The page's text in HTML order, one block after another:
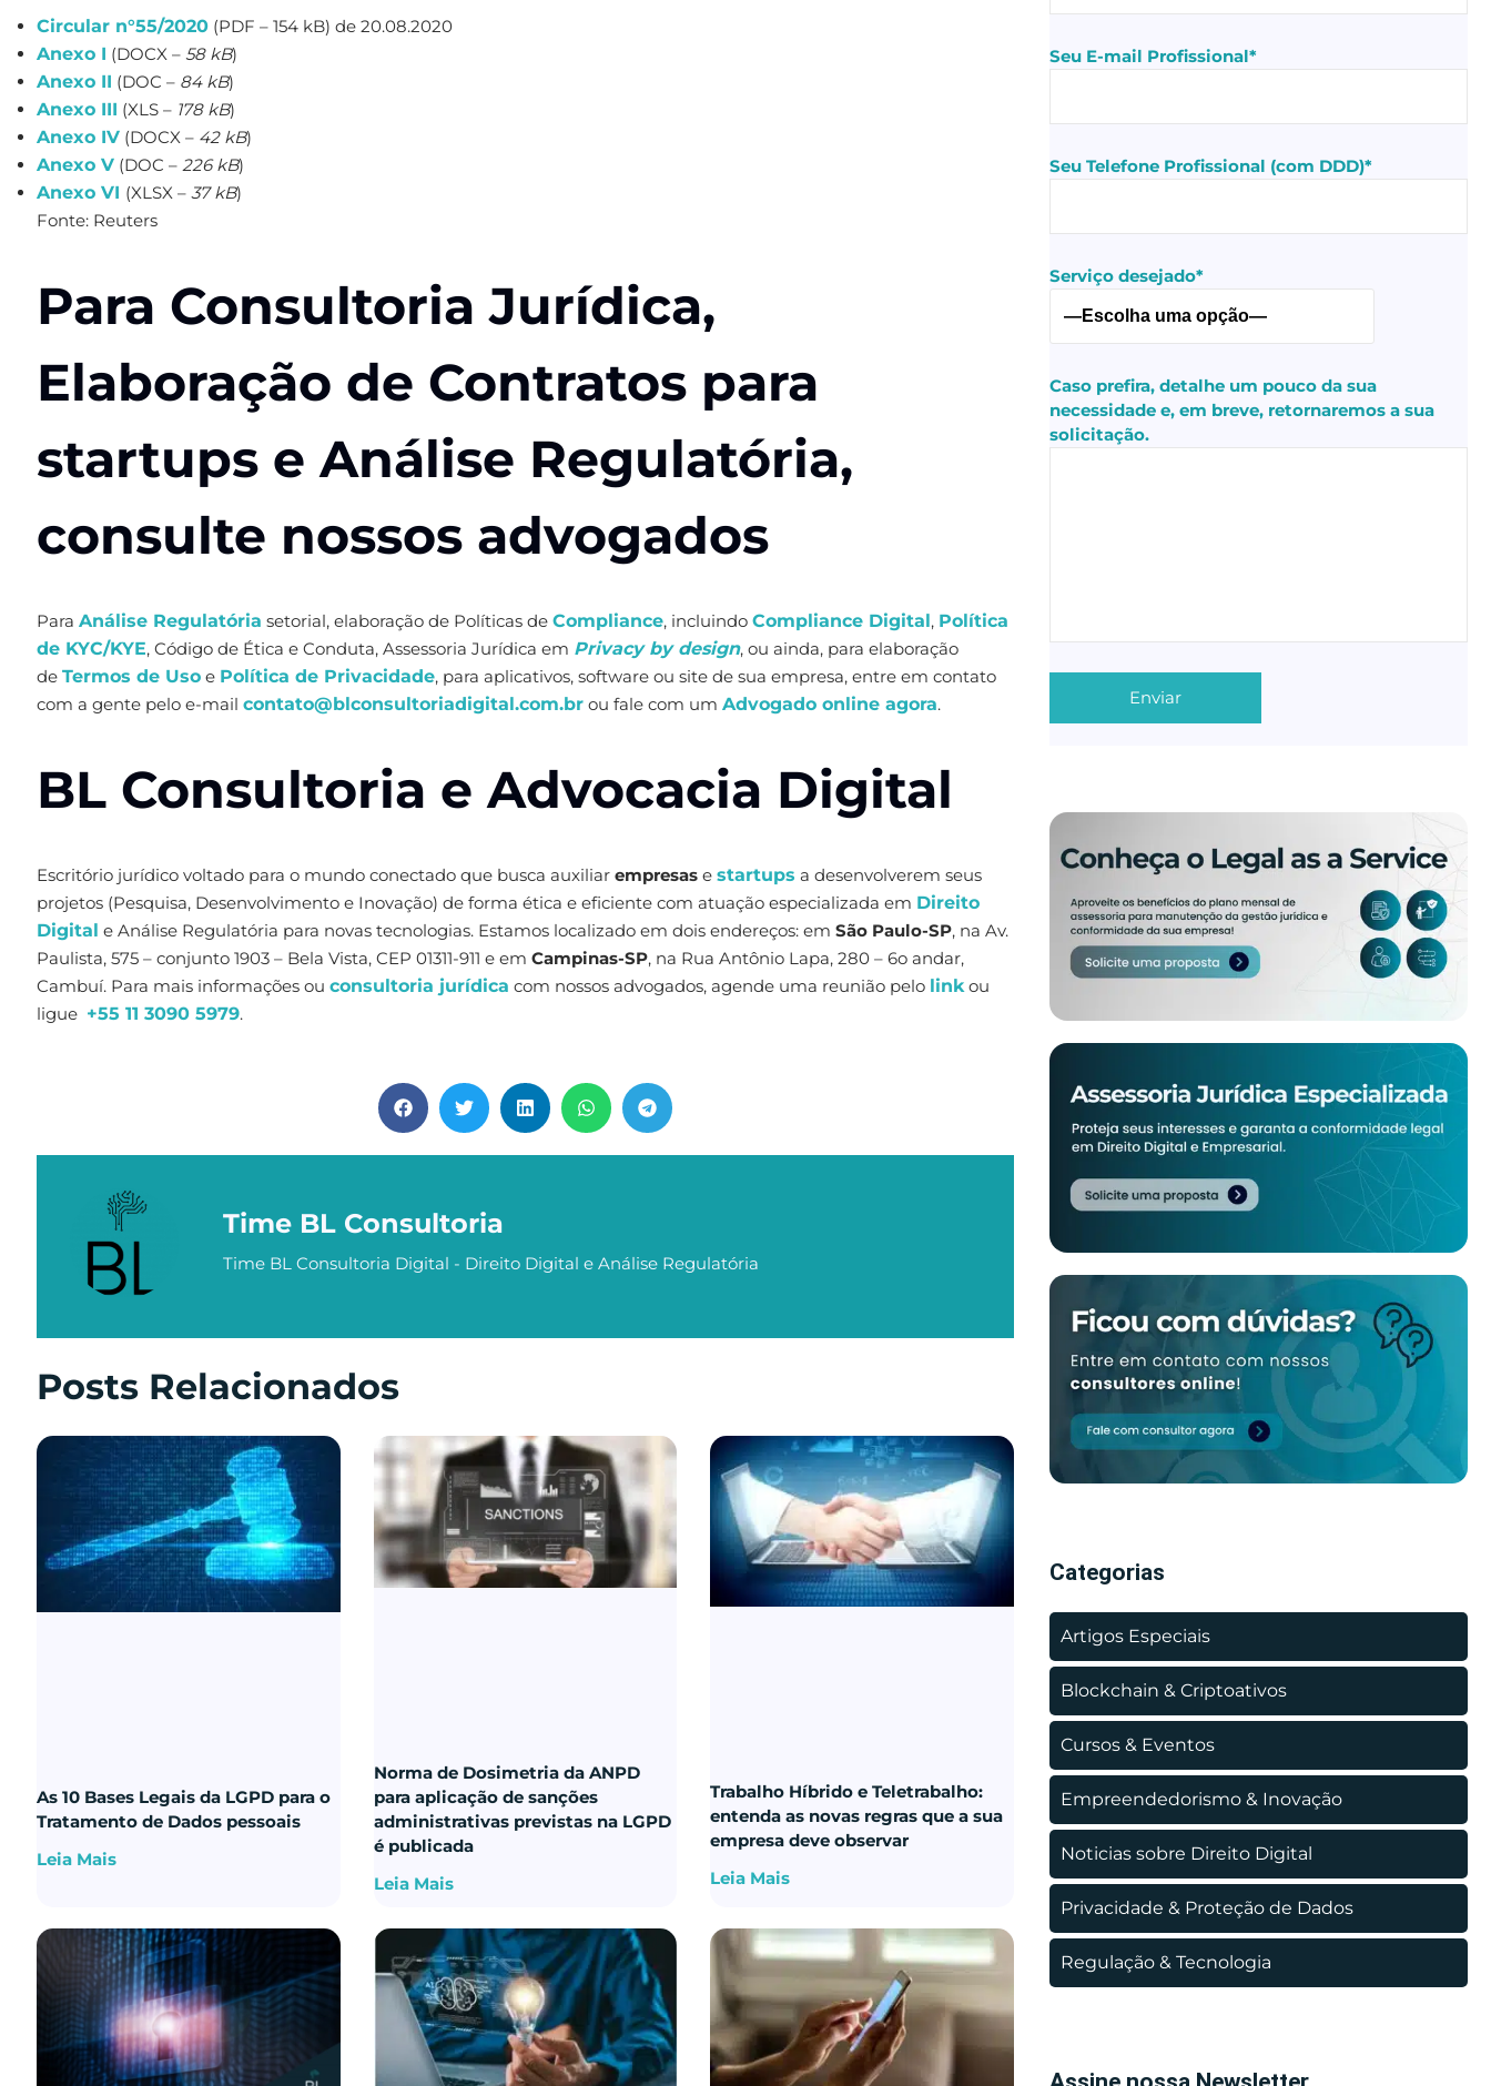
Circular n°55/2020 (PDF – 154 kB) de 20.08.2020
Anexo I (DOCX – 58 kB)
Anexo II (DOC – 84 kB)
Anexo III (XLS – 178 kB)
Anexo IV (DOCX – 42 kB)
Anexo V (DOC – 226 kB)
Anexo VI (XLSX – 37 kB)
Fonte: Reuters
Para Consultoria Jurídica,
Elaboração de Contratos para
startups e Análise Regulatória,
consulte nossos advogados
Para Análise Regulatória setorial, elaboração de Políticas de Compliance, incluindo Compliance Digital, Política
de KYC/KYE, Código de Ética e Conduta, Assessoria Jurídica em Privacy by design, ou ainda, para elaboração
de Termos de Uso e Política de Privacidade, para aplicativos, software ou site de sua empresa, entre em contato
com a gente pelo e-mail contato@blconsultoriadigital.com.br ou fale com um Advogado online agora.
BL Consultoria e Advocacia Digital
Escritório jurídico voltado para o mundo conectado que busca auxiliar empresas e startups a desenvolverem seus
projetos (Pesquisa, Desenvolvimento e Inovação) de forma ética e eficiente com atuação especializada em Direito
Digital e Análise Regulatória para novas tecnologias. Estamos localizado em dois endereços: em São Paulo-SP, na Av.
Paulista, 575 – conjunto 1903 – Bela Vista, CEP 01311-911 e em Campinas-SP, na Rua Antônio Lapa, 280 – 6o andar,
Cambuí. Para mais informações ou consultoria jurídica com nossos advogados, agende uma reunião pelo linkou
ligue +55 11 3090 5979.
Time BL Consultoria
Time BL Consultoria Digital - Direito Digital e Análise Regulatória
Posts Relacionados
As 10 Bases Legais da LGPD para o
Tratamento de Dados pessoais
Leia Mais
Norma de Dosimetria da ANPD
para aplicação de sanções
administrativas previstas na LGPD
é publicada
Leia Mais
Trabalho Híbrido e Teletrabalho:
entenda as novas regras que a sua
empresa deve observar
Leia Mais
Seu E-mail Profissional*
Seu Telefone Profissional (com DDD)*
Serviço desejado*
Caso prefira, detalhe um pouco da sua
necessidade e, em breve, retornaremos a sua
solicitação.
Categorias
Artigos Especiais
Blockchain & Criptoativos
Cursos & Eventos
Empreendedorismo & Inovação
Noticias sobre Direito Digital
Privacidade & Proteção de Dados
Regulação & Tecnologia